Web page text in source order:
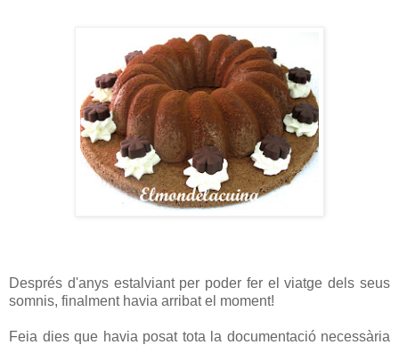
Després d'anys estalviant per poder fer el viatge dels seus
somnis, finalment havia arribat el moment!
Feia dies que havia posat tota la documentació necessària